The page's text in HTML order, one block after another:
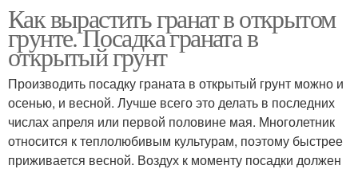
Как вырастить гранат в открытом
грунте. Посадка граната в
открытый грунт
Производить посадку граната в открытый грунт можно и
осенью, и весной. Лучше всего это делать в последних
числах апреля или первой половине мая. Многолетник
относится к теплолюбивым культурам, поэтому быстрее
приживается весной. Воздух к моменту посадки должен